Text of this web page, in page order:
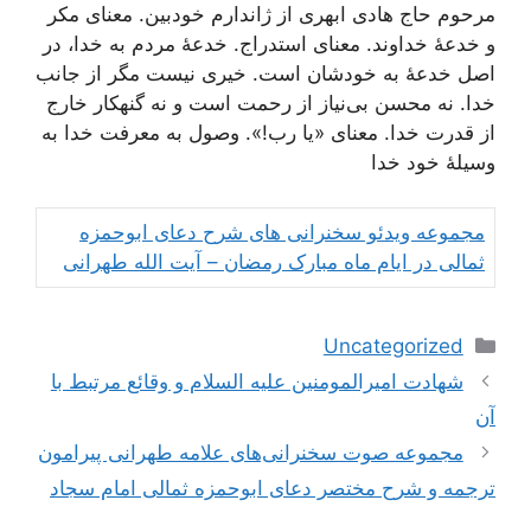
مرحوم حاج هادی ابهری از ژاندارم خودبین. معنای مکر
و خدعۀ خداوند. معنای استدراج. خدعۀ مردم به خدا، در
اصل خدعۀ به خودشان است. خیری نیست مگر از جانب
خدا. نه محسن بی‌نیاز از رحمت است و نه گنهکار خارج
از قدرت خدا. معنای «یا رب!». وصول به معرفت خدا به
وسیلۀ خود خدا
مجموعه ویدئو سخنرانی های شرح دعای ابوحمزه
ثمالی در ایام ماه مبارک رمضان – آیت الله طهرانی
دسته‌ها
Uncategorized
ناوبری
نوشته‌ها
شهادت امیرالمومنین علیه السلام و وقائع مرتبط با
آن
مجموعه صوت سخنرانی‌های علامه طهرانی پیرامون
ترجمه و شرح مختصر دعای ابوحمزه ثمالی امام سجاد